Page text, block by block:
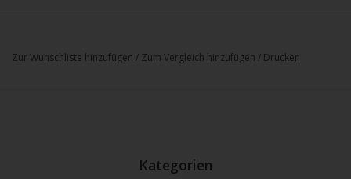
Zur Wunschliste hinzufügen / Zum Vergleich hinzufügen / Drucken
Kategorien